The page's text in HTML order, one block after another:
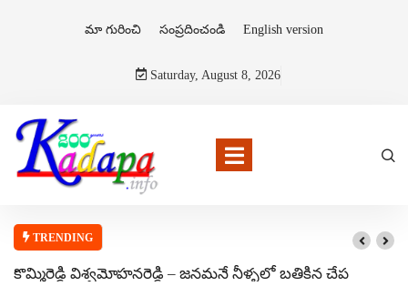
మా గురించి సంప్రదించండి English version
Saturday, August 8, 2026
TRENDING
కొమ్మిరెడ్డి విశ్వమోహనరెడ్డి – జనమనే నీళ్ళలో బతికిన చేప